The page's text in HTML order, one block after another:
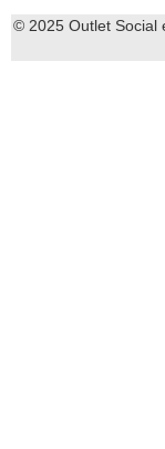
© 2025 Outlet Social